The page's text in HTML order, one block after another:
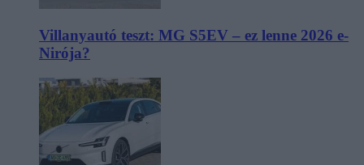
Villanyautó teszt: MG S5EV – ez lenne 2026 e-
Nirója?